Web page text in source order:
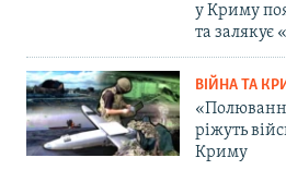
у Криму
та
ВІЙНА ТА
ріжуть
Криму